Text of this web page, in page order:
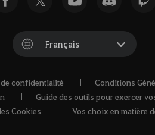
Français
confidentialité Conditions
Guide des outils pour exercer
Cookies
Vos choix en matière